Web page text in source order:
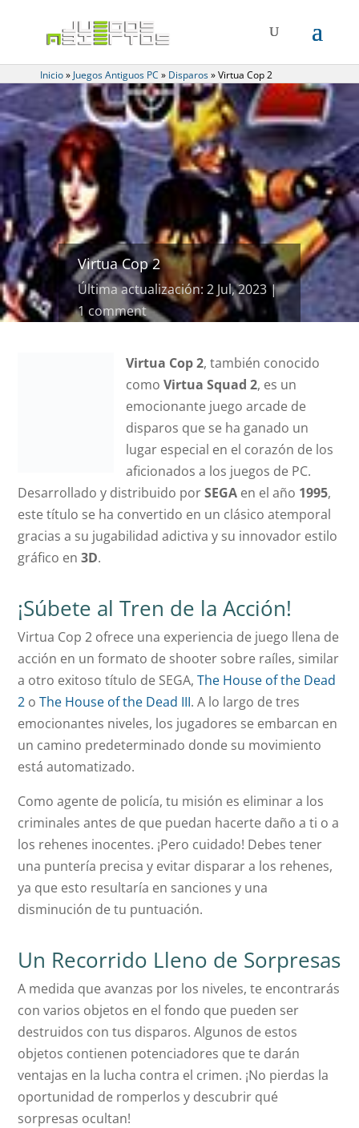
Inicio» Juegos Antiguos PC » Disparos»Virtua Cop 2
Virtua Cop 2
Última actualización: 2 Jul, 2023
1 comment
Virtua Cop 2, también conocido
comoVirtua Squad 2, es un
emocionante juego arcade de
disparos que se ha ganado un
lugar especial en el corazón de los
aficionados a los juegos de PC.
Desarrollado y distribuido porSEGA en el año 1995,
este título se ha convertido en un clásico atemporal
gracias a su jugabilidad adictiva y su innovador estilo
gráfico en3D.
¡Súbete al Tren de la Acción!
Virtua Cop 2 ofrece una experiencia de juego llena de
acción en un formato de shooter sobre raíles, similar
a otro exitoso título de SEGA,The House of the Dead
2 oThe House of the Dead III. A lo largo de tres
emocionantes niveles, los jugadores se embarcan en
un camino predeterminado donde su movimiento
está automatizado.
Como agente de policía, tu misión es eliminar a los
criminales antes de que puedan hacerte daño a ti o a
los rehenes inocentes. ¡Pero cuidado! Debes tener
una puntería precisa y evitar disparar a los rehenes,
ya que esto resultaría en sanciones y una
disminución de tu puntuación.
Un Recorrido Lleno de Sorpresas
A medida que avanzas por los niveles, te encontrarás
con varios objetos en el fondo que pueden ser
destruidos con tus disparos. Algunos de estos
objetos contienen potenciadores que te darán
ventajas en la lucha contra el crimen. ¡No pierdas la
oportunidad de romperlos y descubrir qué
sorpresas ocultan!